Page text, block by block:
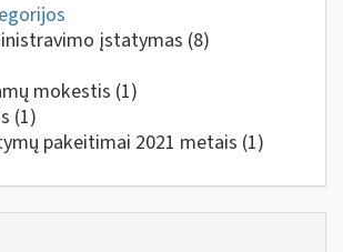
įstatymas (8)
mokestis (1)
(1)
pakeitimai 2021 metais (1)